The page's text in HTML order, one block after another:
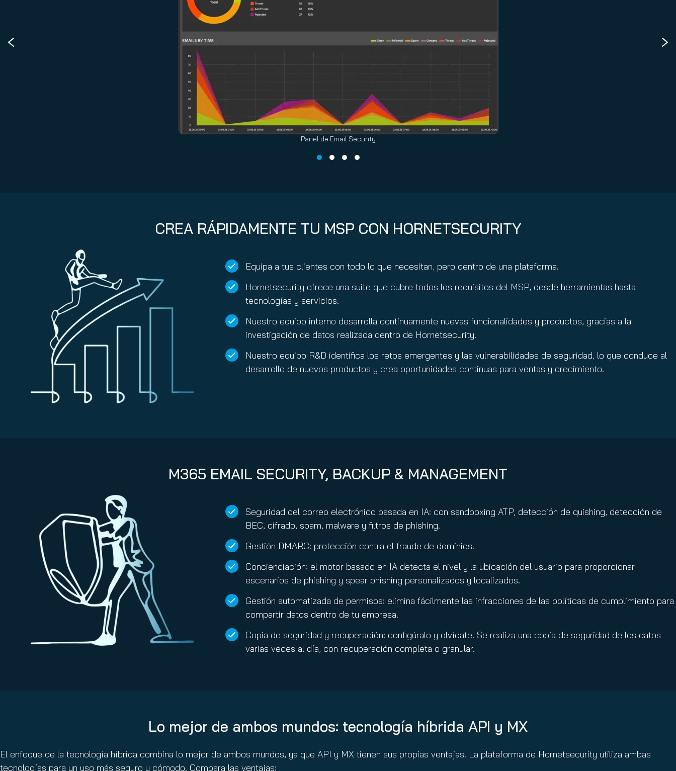
Panel de Email Security
CREA RÁPIDAMENTE TU MSP CON HORNETSECURITY
Equipa a tus clientes con todo lo que necesitan, pero dentro de una plataforma.
Hornetsecurity ofrece una suite que cubre todos los requisitos del MSP, desde herramientas hasta
tecnologías y servicios.
Nuestro equipo interno desarrolla continuamente nuevas funcionalidades y productos, gracias a la
investigación de datos realizada dentro de Hornetsecurity.
Nuestro equipo R&D identifica los retos emergentes y las vulnerabilidades de seguridad, lo que conduce al
desarrollo de nuevos productos y crea oportunidades continuas para ventas y crecimiento.
M365 EMAIL SECURITY, BACKUP & MANAGEMENT
Seguridad del correo electrónico basada en IA: con sandboxing ATP, detección de quishing, detección de
BEC, cifrado, spam, malware y filtros de phishing.
Gestión DMARC: protección contra el fraude de dominios.
Concienciación: el motor basado en IA detecta el nivel y la ubicación del usuario para proporcionar
escenarios de phishing y spear phishing personalizados y localizados.
Gestión automatizada de permisos: elimina fácilmente las infracciones de las políticas de cumplimiento para
compartir datos dentro de tu empresa.
Copia de seguridad y recuperación: configúralo y olvídate. Se realiza una copia de seguridad de los datos
varias veces al día, con recuperación completa o granular.
Lo mejor de ambos mundos: tecnología híbrida API y MX
El enfoque de la tecnología híbrida combina lo mejor de ambos mundos, ya que API y MX tienen sus propias ventajas. La plataforma de Hornetsecurity utiliza ambas
tecnologías para un uso más seguro y cómodo. Compara las ventajas: